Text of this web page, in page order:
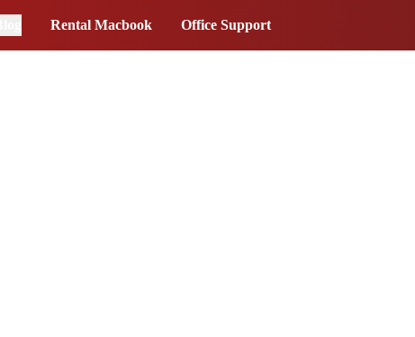
Rental Macbook Office Support